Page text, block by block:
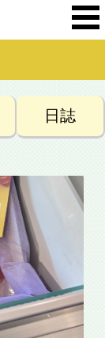
日誌